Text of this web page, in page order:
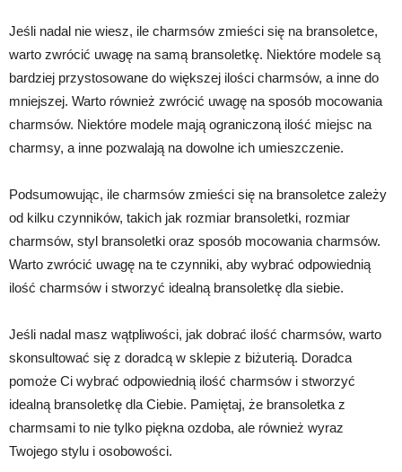
Jeśli nadal nie wiesz, ile charmsów zmieści się na bransoletce,
warto zwrócić uwagę na samą bransoletkę. Niektóre modele są
bardziej przystosowane do większej ilości charmsów, a inne do
mniejszej. Warto również zwrócić uwagę na sposób mocowania
charmsów. Niektóre modele mają ograniczoną ilość miejsc na
charmsy, a inne pozwalają na dowolne ich umieszczenie.
Podsumowując, ile charmsów zmieści się na bransoletce zależy
od kilku czynników, takich jak rozmiar bransoletki, rozmiar
charmsów, styl bransoletki oraz sposób mocowania charmsów.
Warto zwrócić uwagę na te czynniki, aby wybrać odpowiednią
ilość charmsów i stworzyć idealną bransoletkę dla siebie.
Jeśli nadal masz wątpliwości, jak dobrać ilość charmsów, warto
skonsultować się z doradcą w sklepie z biżuterią. Doradca
pomoże Ci wybrać odpowiednią ilość charmsów i stworzyć
idealną bransoletkę dla Ciebie. Pamiętaj, że bransoletka z
charmsami to nie tylko piękna ozdoba, ale również wyraz
Twojego stylu i osobowości.